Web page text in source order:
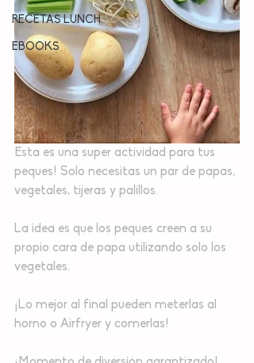
RECETAS LUNCH
EBOOKS
Esta es una super actividad para tus
peques! Solo necesitas un par de papas,
vegetales, tijeras y palillos.
La idea es que los peques creen a su
propio cara de papa utilizando solo los
vegetales.
¡Lo mejor al final pueden meterlas al
horno o Airfryer y comerlas!